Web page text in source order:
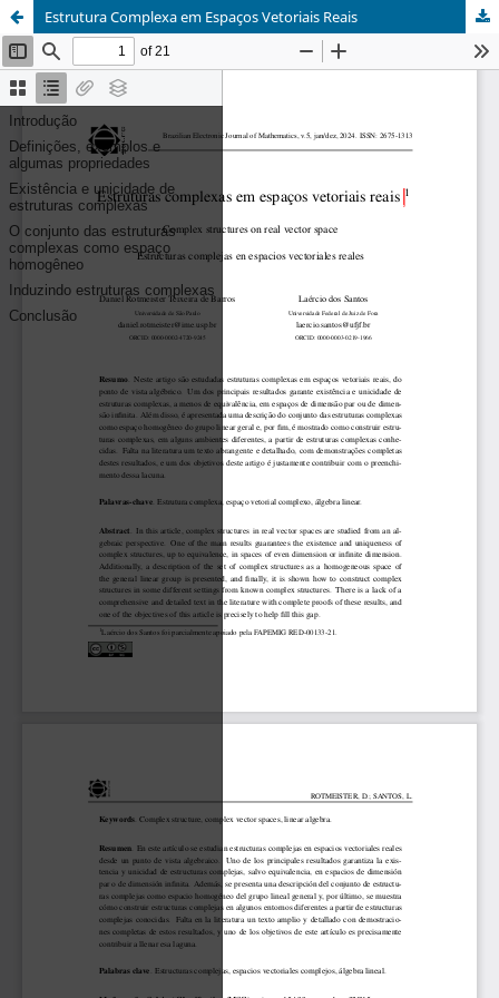
Estrutura Complexa em Espaços Vetoriais Reais